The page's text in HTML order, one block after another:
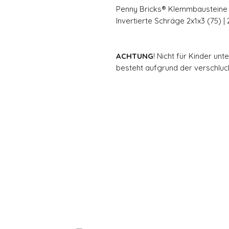
Penny Bricks®
Invertierte Schräge 2x1x3 (75) |
ACHTUNG! Nicht für Kinder
besteht aufgrund der